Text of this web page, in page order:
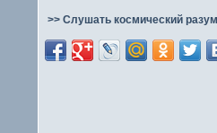
>> Слушать космический